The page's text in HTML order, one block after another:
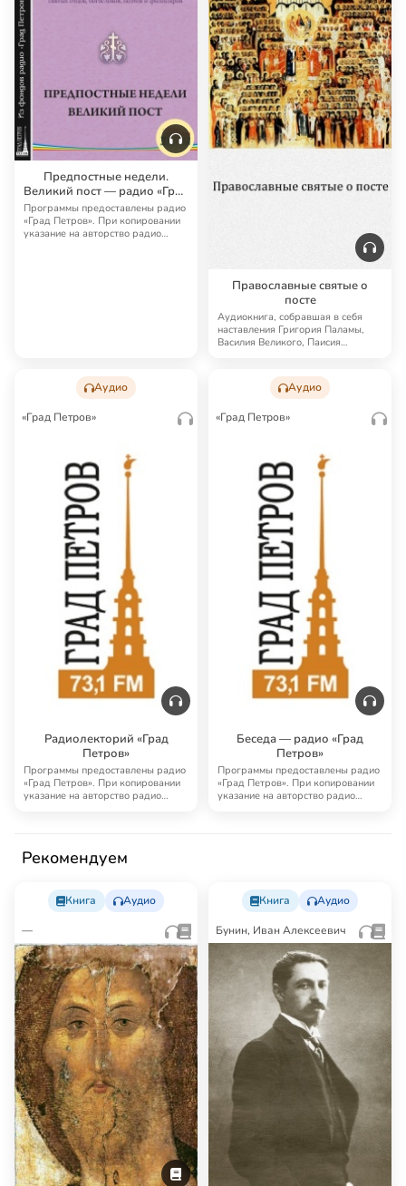
Предпостные недели.
Великий пост — радио «Град
Петров»
Программы предоставлены радио
«Град Петров». При копировании
указание на авторство радио
Православные святые о
посте
Аудиокнига, собравшая в себя
наставления Григория Паламы,
Василия Великого, Паисия
Аудио
«Град Петров»
Радиолекторий «Град
Петров»
Программы предоставлены радио
«Град Петров». При копировании
указание на авторство радио
Аудио
«Град Петров»
Беседа — радио «Град
Петров»
Программы предоставлены радио
«Град Петров». При копировании
указание на авторство радио
Рекомендуем
Книга Аудио
—
Книга Аудио
Бунин, Иван Алексеевич